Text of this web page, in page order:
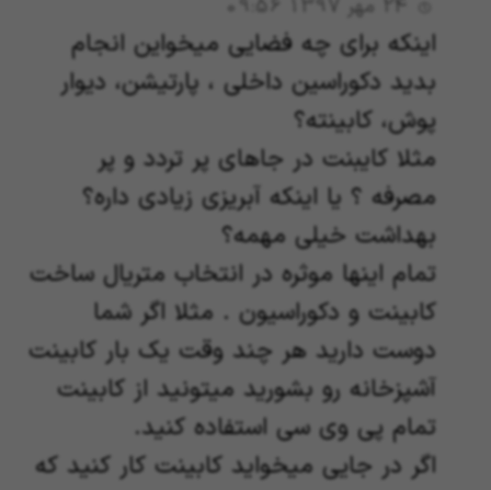
اینکه برای چه فضایی میخواین انجام
بدید دکوراسین داخلی ، پارتیشن، دیوار
پوش، کابینته؟
مثلا کایبنت در جاهای پر تردد و پر
مصرفه ؟ یا اینکه آبریزی زیادی داره؟
بهداشت خیلی مهمه؟
تمام اینها موثره در انتخاب متریال ساخت
کابینت و دکوراسیون . مثلا اگر شما
دوست دارید هر چند وقت یک بار کابینت
آشپزخانه رو بشورید میتونید از کابینت
تمام پی وی سی استفاده کنید.
اگر در جایی میخواید کابینت کار کنید که